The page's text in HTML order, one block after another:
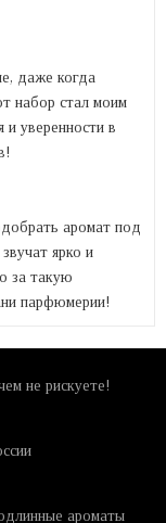
даже когда
набор стал моим
и уверенности в
аромат под
ярко и
за такую
парфюмерии!
не рискуете!
ароматы